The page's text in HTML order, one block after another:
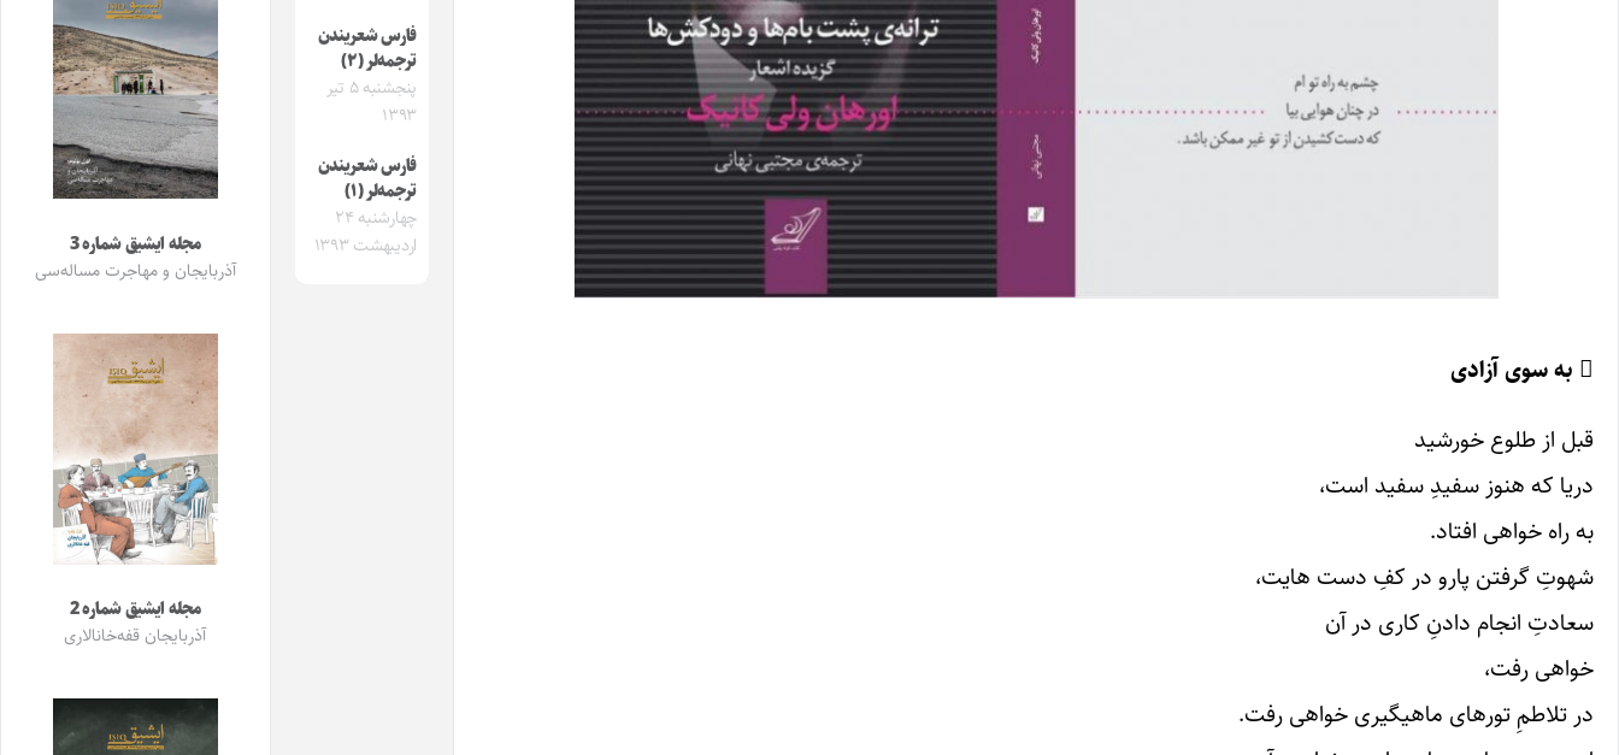
 به سوی آزادی
قبل از طلوع خورشید
دریا که هنوز سفیدِ سفید است،
به راه خواهی افتاد.
شهوتِ گرفتن پارو در کفِ دست هایت،
سعادتِ انجام دادنِ کاری در آن
خواهی رفت،
در تلاطمِ تورهای ماهیگیری خواهی رفت.
فارس شعریندن
ترجمه‌لر (۲)
پنجشنبه ۵ تیر
۱۳۹۳
فارس شعریندن
ترجمه‌لر (۱)
چهارشنبه ۲۴
اردیبهشت ۱۳۹۳
مجله ایشیق شماره 3
آذربایجان و مهاجرت مساله‌سی
مجله ایشیق شماره 2
آذربایجان قفه‌خانالاری